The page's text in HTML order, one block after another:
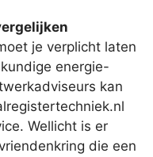
je verplicht laten
energie-
kan
Wellicht is er
die een